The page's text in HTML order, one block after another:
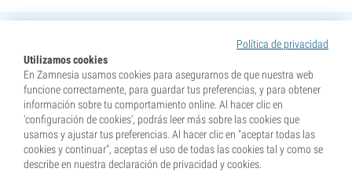
Política de privacidad
Utilizamos cookies
En Zamnesia usamos cookies para asegurarnos de que nuestra web
funcione correctamente, para guardar tus preferencias, y para obtener
información sobre tu comportamiento online. Al hacer clic en
'configuración de cookies', podrás leer más sobre las cookies que
usamos y ajustar tus preferencias. Al hacer clic en "aceptar todas las
cookies y continuar", aceptas el uso de todas las cookies tal y como se
describe en nuestra declaración de privacidad y cookies.